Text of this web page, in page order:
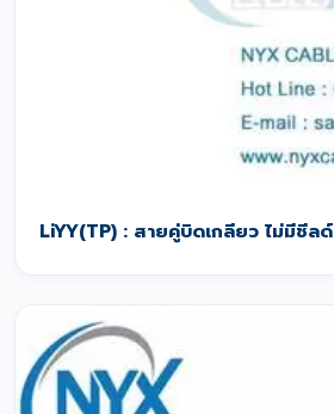
LiYY(TP) : สายคู่บิดเกลียว ไม่มีชีลด์